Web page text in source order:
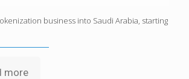
business into Saudi Arabia, starting
more